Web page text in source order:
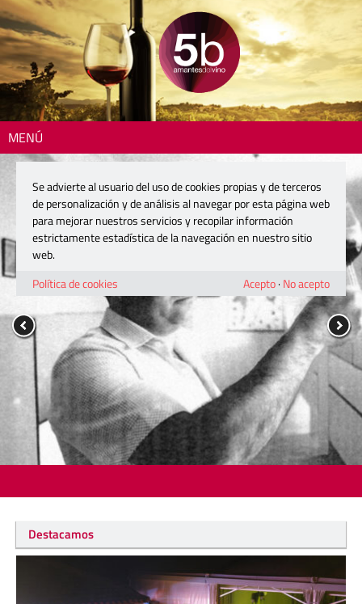
MENÚ
Destacamos
Se advierte al usuario del uso de cookies propias y de terceros
de personalización y de análisis al navegar por esta página web
para mejorar nuestros servicios y recopilar información
estrictamente estadística de la navegación en nuestro sitio
web.
Política de cookies
Acepto· No acepto